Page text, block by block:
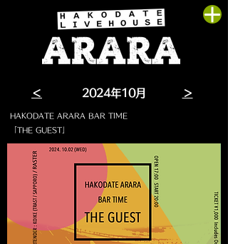
HAKODATE ARARA BAR TIME
「THE GUEST」
​2024年10月 ＞
＜